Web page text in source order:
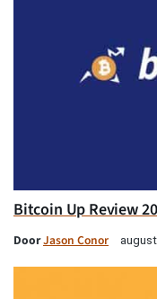
Bitcoin Up Review
DoorJason Conor